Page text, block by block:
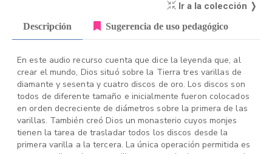
Ir a la colección ❭
Descripción Sugerencia de uso pedagógico
En este audio recurso cuenta que dice la leyenda que, al
crear el mundo, Dios situó sobre la Tierra tres varillas de
diamante y sesenta y cuatro discos de oro. Los discos son
todos de diferente tamaño e inicialmente fueron colocados
en orden decreciente de diámetros sobre la primera de las
varillas. También creó Dios un monasterio cuyos monjes
tienen la tarea de trasladar todos los discos desde la
primera varilla a la tercera. La única operación permitida es